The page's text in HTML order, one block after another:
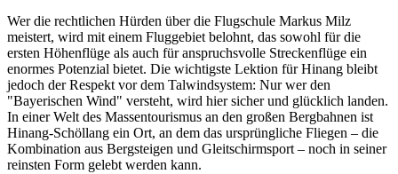
Wer die rechtlichen Hürden über die Flugschule Markus Milz
meistert, wird mit einem Fluggebiet belohnt, das sowohl für die
ersten Höhenflüge als auch für anspruchsvolle Streckenflüge ein
enormes Potenzial bietet. Die wichtigste Lektion für Hinang bleibt
jedoch der Respekt vor dem Talwindsystem: Nur wer den
"Bayerischen Wind" versteht, wird hier sicher und glücklich landen.
In einer Welt des Massentourismus an den großen Bergbahnen ist
Hinang-Schöllang ein Ort, an dem das ursprüngliche Fliegen – die
Kombination aus Bergsteigen und Gleitschirmsport – noch in seiner
reinsten Form gelebt werden kann.